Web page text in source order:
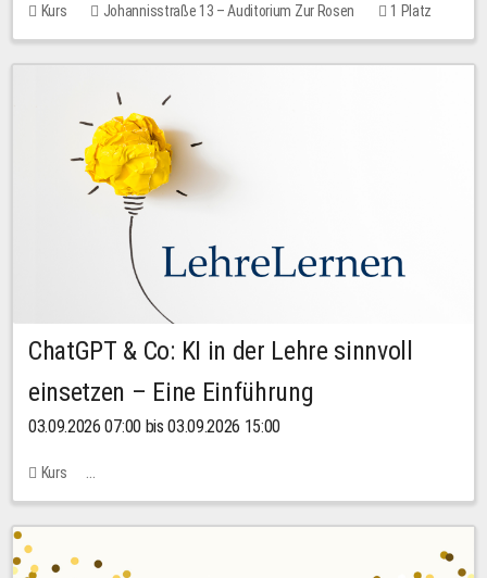
Kurs Johannisstraße 13 – Auditorium Zur Rosen 1 Platz
ChatGPT & Co: KI in der Lehre sinnvoll
einsetzen – Eine Einführung
03.09.2026 07:00 bis 03.09.2026 15:00
Kurs
Bachstraße 18k - SR 102 (Seminarraum Servicestelle LehreLernen)